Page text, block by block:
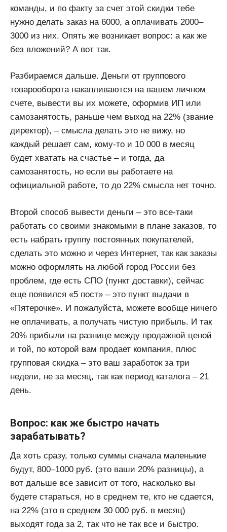
команды, и по факту за счет этой скидки тебе
нужно делать заказ на 6000, а оплачивать 2000–
3000 из них. Опять же возникает вопрос: а как же
без вложений? А вот так.
Разбираемся дальше. Деньги от группового
товарооборота накапливаются на вашем личном
счете, вывести вы их можете, оформив ИП или
самозанятость, раньше чем выход на 22% (звание
директор), – смысла делать это не вижу, но
каждый решает сам, кому-то и 10 000 в месяц
будет хватать на счастье – и тогда, да
самозанятость, но если вы работаете на
официальной работе, то до 22% смысла нет точно.
Второй способ вывести деньги – это все-таки
работать со своими знакомыми в плане заказов, то
есть набрать группу постоянных покупателей,
сделать это можно и через Интернет, так как заказы
можно оформлять на любой город России без
проблем, где есть СПО (пункт доставки), сейчас
еще появился «5 пост» – это пункт выдачи в
«Пятерочке». И пожалуйста, можете вообще ничего
не оплачивать, а получать чистую прибыль. И так
20% прибыли на разнице между продажной ценой
и той, по которой вам продает компания, плюс
групповая скидка – это ваш заработок за три
недели, не за месяц, так как период каталога – 21
день.
Вопрос: как же быстро начать
зарабатывать?
Да хоть сразу, только суммы сначала маленькие
будут, 800–1000 руб. (это ваши 20% разницы), а
вот дальше все зависит от того, насколько вы
будете стараться, но в среднем те, кто не сдается,
на 22% (это в среднем 30 000 руб. в месяц)
выходят года за 2, так что не так все и быстро.